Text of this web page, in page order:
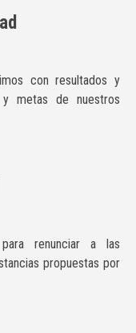
conresultados y
metas de nuestros
renunciar a las
propuestas por